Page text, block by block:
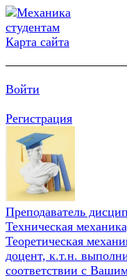
Карта сайта
Войти
Регистрация
Преподаватель
Техническая
Теоретическая
доцент, к.т.н.
соответствии с